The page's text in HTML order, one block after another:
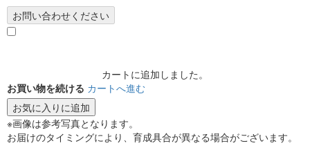
お問い合わせください
カートに追加しました。
お買い物を続ける カートへ進む
お気に入りに追加
※画像は参考写真となります。
お届けのタイミングにより、育成具合が異なる場合がございます。